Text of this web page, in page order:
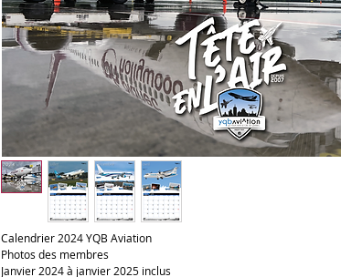
Calendrier 2024 YQB Aviation
Photos des membres
Janvier 2024 à janvier 2025 inclus